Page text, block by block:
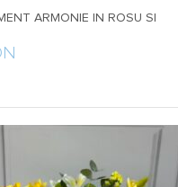
ARMONIE IN ROSU SI